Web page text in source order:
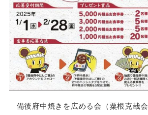
備後府中焼きを広める会（粟根克哉